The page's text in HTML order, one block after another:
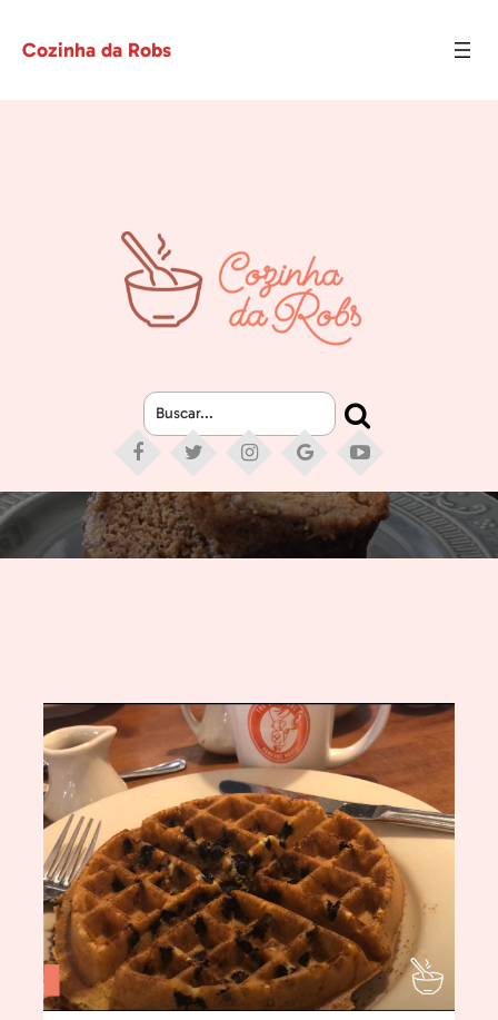
Cozinha da Robs
Buscar...